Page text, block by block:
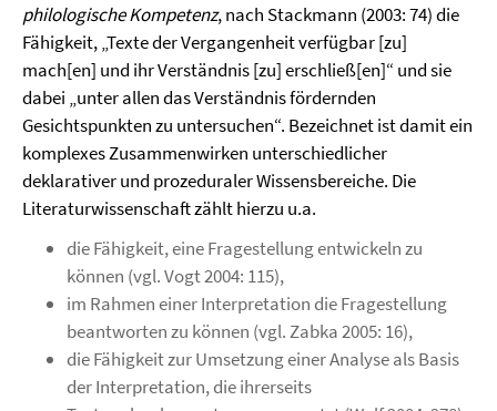
philologische Kompetenz, nach Stackmann (2003: 74) die
Fähigkeit, „Texte der Vergangenheit verfügbar [zu]
mach[en] und ihr Verständnis [zu] erschließ[en]“ und sie
dabei „unter allen das Verständnis fördernden
Gesichtspunkten zu untersuchen“. Bezeichnet ist damit ein
komplexes Zusammenwirken unterschiedlicher
deklarativer und prozeduraler Wissensbereiche. Die
Literaturwissenschaft zählt hierzu u.a.
die Fähigkeit, eine Fragestellung entwickeln zu
können (vgl. Vogt 2004: 115),
im Rahmen einer Interpretation die Fragestellung
beantworten zu können (vgl. Zabka 2005: 16),
die Fähigkeit zur Umsetzung einer Analyse als Basis
der Interpretation, die ihrerseits